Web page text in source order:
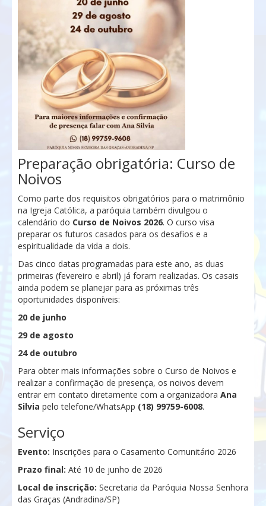
Preparação obrigatória: Curso de
Noivos
Como parte dos requisitos obrigatórios para o matrimônio
na Igreja Católica, a paróquia também divulgou o
calendário do Curso de Noivos 2026. O curso visa
preparar os futuros casados para os desafios e a
espiritualidade da vida a dois.
Das cinco datas programadas para este ano, as duas
primeiras (fevereiro e abril) já foram realizadas. Os casais
ainda podem se planejar para as próximas três
oportunidades disponíveis:
20 de junho
29 de agosto
24 de outubro
Para obter mais informações sobre o Curso de Noivos e
realizar a confirmação de presença, os noivos devem
entrar em contato diretamente com a organizadora Ana
Silvia pelo telefone/WhatsApp (18) 99759-6008.
Serviço
Evento: Inscrições para o Casamento Comunitário 2026
Prazo final: Até 10 de junho de 2026
Local de inscrição: Secretaria da Paróquia Nossa Senhora
das Graças (Andradina/SP)